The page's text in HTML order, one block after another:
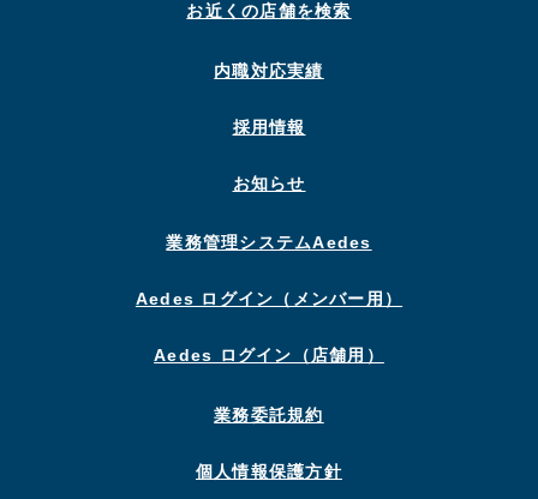
お近くの店舗を検索
内職対応実績
採用情報
お知らせ
業務管理システムAedes
Aedes ログイン（メンバー用）
Aedes ログイン（店舗用）
業務委託規約
個人情報保護方針